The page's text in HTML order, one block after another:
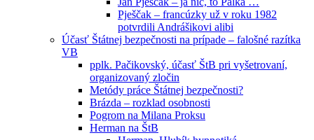
Pješčak – francúzky už v roku 1982
potvrdili Andrášikovi alibi
Účasť Štátnej bezpečnosti na prípade – falošné razítka
VB
pplk. Pačikovský, účasť ŠtB pri vyšetrovaní,
organizovaný zločin
Metódy práce Štátnej bezpečnosti?
Brázda – rozklad osobnosti
Pogrom na Milana Proksu
Herman na ŠtB